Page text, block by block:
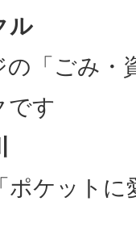
ル
「ごみ・
です
ポケット